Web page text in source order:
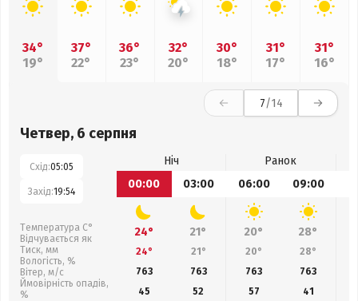
34°
19°
37°
22°
36°
23°
32°
20°
30°
18°
31°
17°
31°
16°
7/14
Четвер, 6 серпня
Схід:05:05
Захід:19:54
Температура С°
Відчувається як
Тиск, мм
Вологість, %
Вітер, м/с
Ймовірність опадів,
%
Ніч
Ранок
00:00
03:00 06:00 09:00
24° 21° 20° 28°
24° 21° 20° 28°
763
763 763 763
45
52 57
41